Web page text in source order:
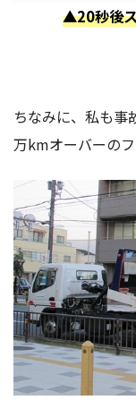
▲20秒後
ちなみに、私も事
万kmオーバーの